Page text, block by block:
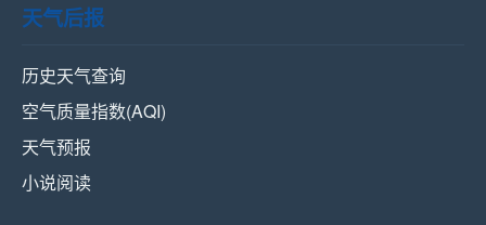
天气后报
历史天气查询
空气质量指数(AQI)
天气预报
小说阅读